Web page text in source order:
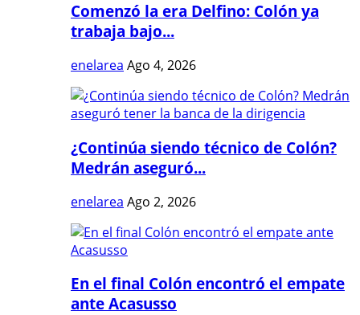
Comenzó la era Delfino: Colón ya
trabaja bajo...
enelarea Ago 4, 2026
¿Continúa siendo técnico de Colón?
Medrán aseguró...
enelarea Ago 2, 2026
En el final Colón encontró el empate
ante Acasusso